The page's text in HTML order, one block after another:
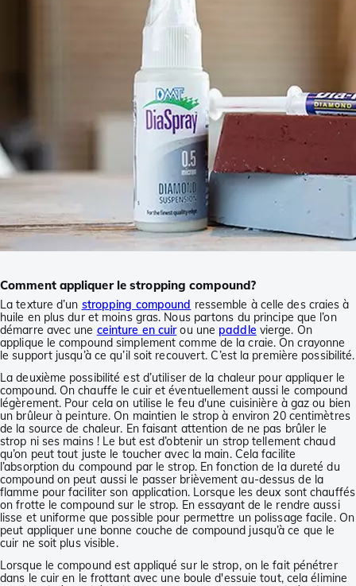
Comment appliquer le stropping compound?
La texture d’un stropping compound ressemble à celle des craies à
huile en plus dur et moins gras. Nous partons du principe que l’on
démarre avec une ceinture en cuirou une paddle vierge. On
applique le compound simplement comme de la craie. On crayonne
le support jusqu’à ce qu’il soit recouvert. C’est la première possibilité.
La deuxième possibilité est d’utiliser de la chaleur pour appliquer le
compound. On chauffe le cuir et éventuellement aussi le compound
légèrement. Pour cela on utilise le feu d'une cuisinière à gaz ou bien
un brûleur à peinture. On maintien le strop à environ 20 centimètres
de la source de chaleur. En faisant attention de ne pas brûler le
strop ni ses mains ! Le but est d’obtenir un strop tellement chaud
qu’on peut tout juste le toucher avec la main. Cela facilite
l’absorption du compound par le strop. En fonction de la dureté du
compound on peut aussi le passer brièvement au-dessus de la
flamme pour faciliter son application. Lorsque les deux sont chauffés
on frotte le compound sur le strop. En essayant de le rendre aussi
lisse et uniforme que possible pour permettre un polissage facile. On
peut appliquer une bonne couche de compound jusqu’à ce que le
cuir ne soit plus visible.
Lorsque le compound est appliqué sur le strop, on le fait pénétrer
dans le cuir en le frottant avec une boule d'essuie tout, cela élimine